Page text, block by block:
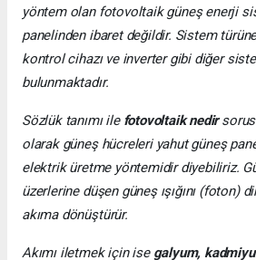
yöntem olan fotovoltaik güneş enerji
panelinden ibaret değildir. Sistem
kontrol cihazı ve inverter gibi diğer
bulunmaktadır.
Sözlük tanımı ile fotovoltaik nedir
olarak güneş hücreleri yahut güneş
elektrik üretme yöntemidir diyebiliriz.
üzerlerine düşen güneş ışığını (foton)
akıma dönüştürür.
Akımı iletmek için ise galyum,